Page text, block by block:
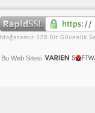
Bu Web Sitesi